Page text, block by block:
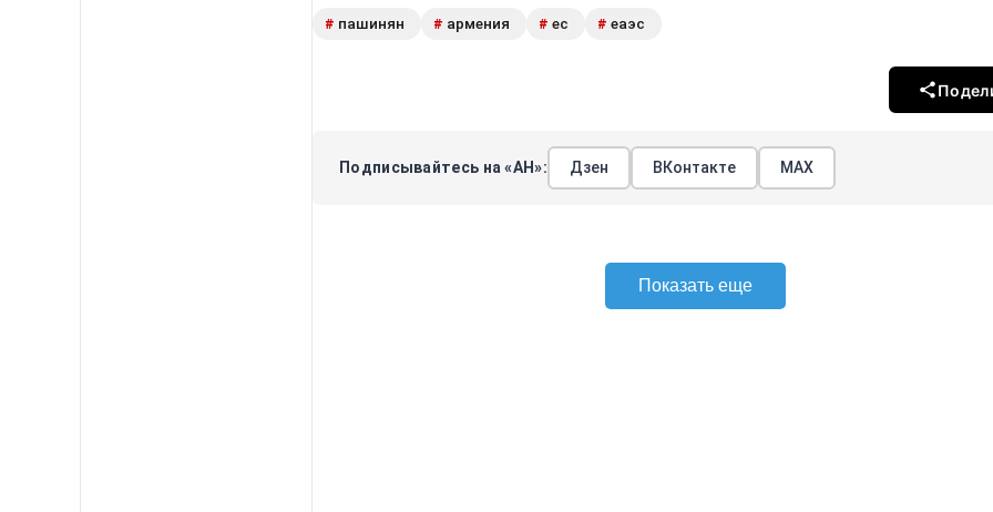
# пашинян # армения # ес # еаэс
Подписывайтесь на «АН»: Дзен ВКонтакте МАХ
Показать еще